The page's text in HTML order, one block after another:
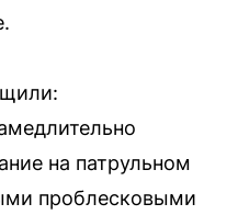
на патрульном
проблесковыми